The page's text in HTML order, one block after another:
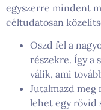
egyszerre mindent
céltudatosan
Oszd fel a
részekre. Így a
válik, ami
Jutalmazd meg
lehet egy rövid